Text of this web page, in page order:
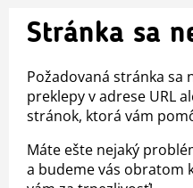
Stránka sa
Požadovaná stránka sa
preklepy v adrese URL
stránok, ktorá vám
Máte ešte nejaký
a budeme vás obratom